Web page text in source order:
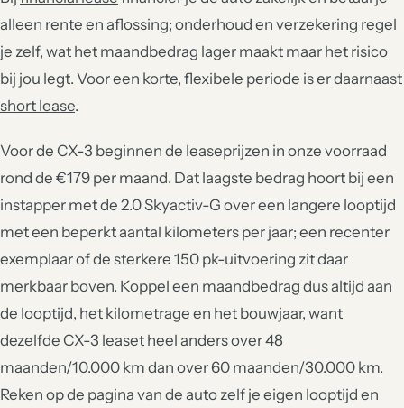
alleen rente en aflossing; onderhoud en verzekering regel
je zelf, wat het maandbedrag lager maakt maar het risico
bij jou legt. Voor een korte, flexibele periode is er daarnaast
short lease.
Voor de CX-3 beginnen de leaseprijzen in onze voorraad
rond de €179 per maand. Dat laagste bedrag hoort bij een
instapper met de 2.0 Skyactiv-G over een langere looptijd
met een beperkt aantal kilometers per jaar; een recenter
exemplaar of de sterkere 150 pk-uitvoering zit daar
merkbaar boven. Koppel een maandbedrag dus altijd aan
de looptijd, het kilometrage en het bouwjaar, want
dezelfde CX-3 leaset heel anders over 48
maanden/10.000 km dan over 60 maanden/30.000 km.
Reken op de pagina van de auto zelf je eigen looptijd en